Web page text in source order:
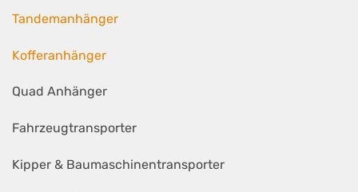
Tandemanhänger
Kofferanhänger
Quad Anhänger
Fahrzeugtransporter
Kipper & Baumaschinentransporter